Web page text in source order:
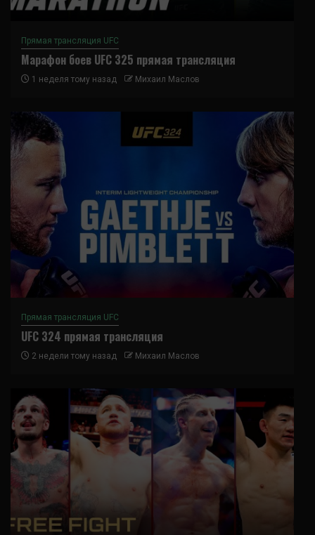
Прямая трансляция UFC
Марафон боев UFC 325 прямая трансляция
1 неделя тому назад Михаил Маслов
Прямая трансляция UFC
UFC 324 прямая трансляция
2 недели тому назад Михаил Маслов